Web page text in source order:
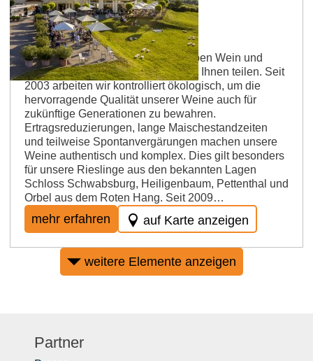
Nierstein
Weingut Raddeck
Wir, Anna und Stefan Raddeck, lieben Wein und
diese Leidenschaft möchten wir mit Ihnen teilen. Seit
2003 arbeiten wir kontrolliert ökologisch, um die
hervorragende Qualität unserer Weine auch für
zukünftige Generationen zu bewahren.
Ertragsreduzierungen, lange Maischestandzeiten
und teilweise Spontanvergärungen machen unsere
Weine authentisch und komplex. Dies gilt besonders
für unsere Rieslinge aus den bekannten Lagen
Schloss Schwabsburg, Heiligenbaum, Pettenthal und
Orbel aus dem Roten Hang. Seit 2009…
mehr erfahren auf Karte anzeigen
weitere Elemente anzeigen
Partner